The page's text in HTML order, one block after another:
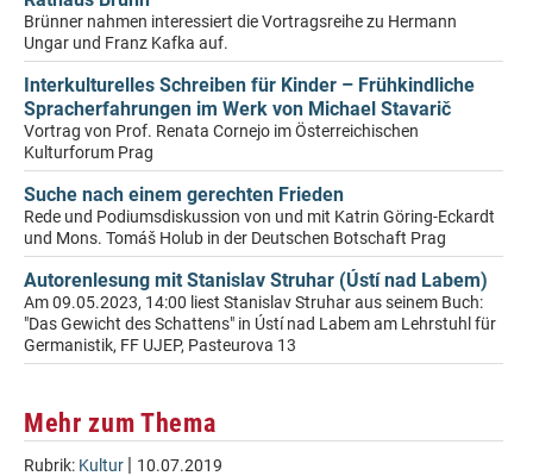
Brünner nahmen interessiert die Vortragsreihe zu Hermann
Ungar und Franz Kafka auf.
Interkulturelles Schreiben für Kinder – Frühkindliche
Spracherfahrungen im Werk von Michael Stavarič
Vortrag von Prof. Renata Cornejo im Österreichischen
Kulturforum Prag
Suche nach einem gerechten Frieden
Rede und Podiumsdiskussion von und mit Katrin Göring-Eckardt
und Mons. Tomáš Holub in der Deutschen Botschaft Prag
Autorenlesung mit Stanislav Struhar (Ústí nad Labem)
Am 09.05.2023, 14:00 liest Stanislav Struhar aus seinem Buch:
"Das Gewicht des Schattens" in Ústí nad Labem am Lehrstuhl für
Germanistik, FF UJEP, Pasteurova 13
Mehr zum Thema
Rubrik: Kultur | 10.07.2019